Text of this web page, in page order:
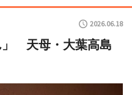
2026.06.18
」 天母・大葉高島